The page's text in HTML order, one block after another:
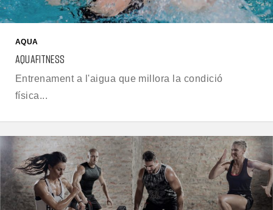
AQUA
AQUAFITNESS
Entrenament a l'aigua que millora la condició
física...